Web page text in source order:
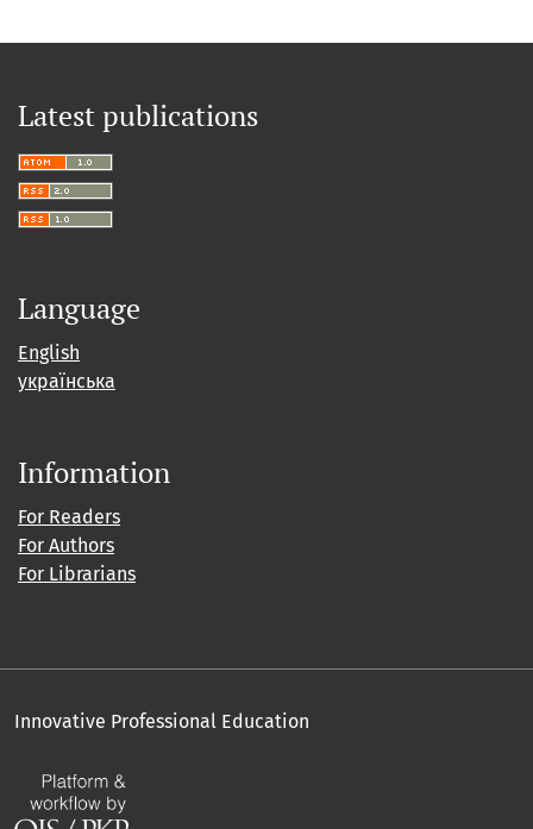
Latest publications
Language
English
українська
Information
For Readers
For Authors
For Librarians
Innovative Professional Education